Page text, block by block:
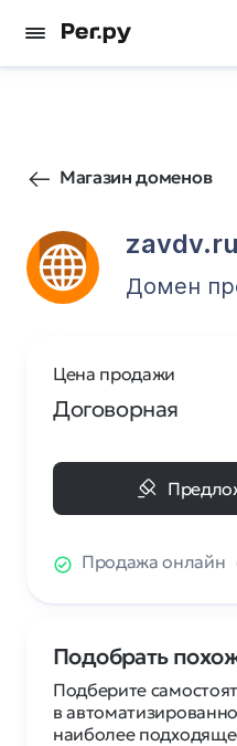
Магазин доменов
zavdv.ru
Домен
Цена продажи
Договорная
Продажа онлайн
Подобрать
Подберите
в
наиболее